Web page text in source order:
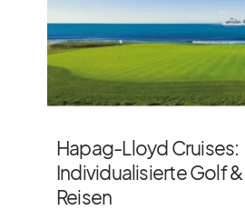
Hapag-Lloyd Cruises:
Individualisierte Golf
Reisen